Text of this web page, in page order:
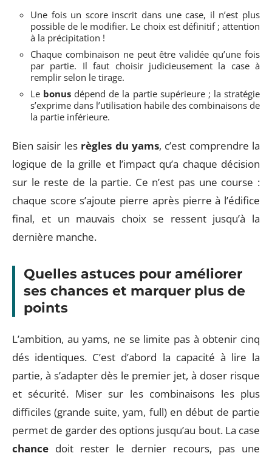
Une fois un score inscrit dans une case, il n’est plus
possible de le modifier. Le choix est définitif ; attention
à la précipitation !
Chaque combinaison ne peut être validée qu’une fois
par partie. Il faut choisir judicieusement la case à
remplir selon le tirage.
Le bonus dépend de la partie supérieure ; la stratégie
s’exprime dans l’utilisation habile des combinaisons de
la partie inférieure.
Bien saisir les règles du yams, c’est comprendre la
logique de la grille et l’impact qu’a chaque décision
sur le reste de la partie. Ce n’est pas une course :
chaque score s’ajoute pierre après pierre à l’édifice
final, et un mauvais choix se ressent jusqu’à la
dernière manche.
Quelles astuces pour améliorer
ses chances et marquer plus de
points
L’ambition, au yams, ne se limite pas à obtenir cinq
dés identiques. C’est d’abord la capacité à lire la
partie, à s’adapter dès le premier jet, à doser risque
et sécurité. Miser sur les combinaisons les plus
difficiles (grande suite, yam, full) en début de partie
permet de garder des options jusqu’au bout. La case
chance doit rester le dernier recours, pas une